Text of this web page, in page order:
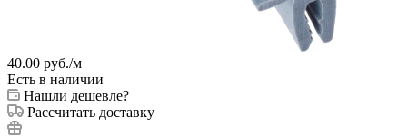
40.00 руб./м
Есть в наличии
Нашли дешевле?
Рассчитать доставку